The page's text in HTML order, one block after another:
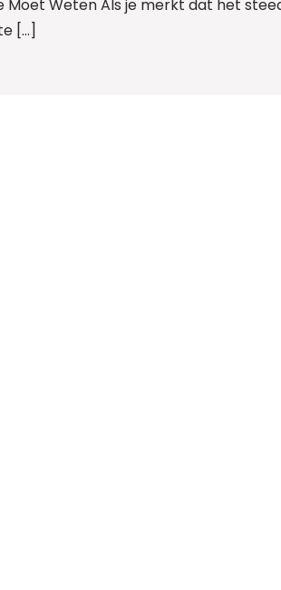
Moet Weten Als je merkt dat het
[…]